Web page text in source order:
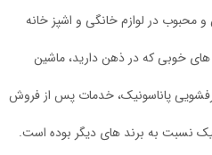
محبوب در لوازم خانگی و اشپز خانه
خوبی که در ذهن دارید، ماشین
پاناسونیک، خدمات پس از فروش
نسبت به برند های دیگر بوده است.